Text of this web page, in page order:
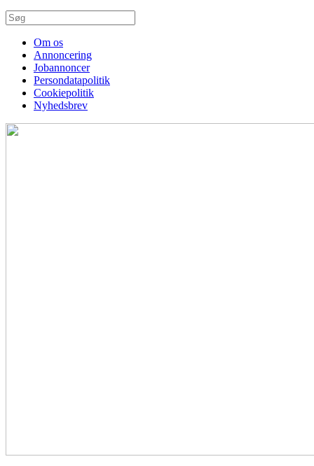
Om os
Annoncering
Jobannoncer
Persondatapolitik
Cookiepolitik
Nyhedsbrev